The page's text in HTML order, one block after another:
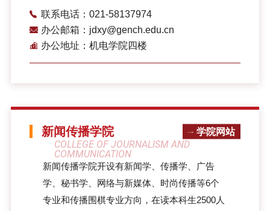
联系电话：021-58137974
办公邮箱：jdxy@gench.edu.cn
办公地址：机电学院四楼
新闻传播学院
COLLEGE OF JOURNALISM AND
COMMUNICATION
学院网站
新闻传播学院开设有新闻学、传播学、广告
学、秘书学、网络与新媒体、时尚传播等6个
专业和传播围棋专业方向，在读本科生2500人